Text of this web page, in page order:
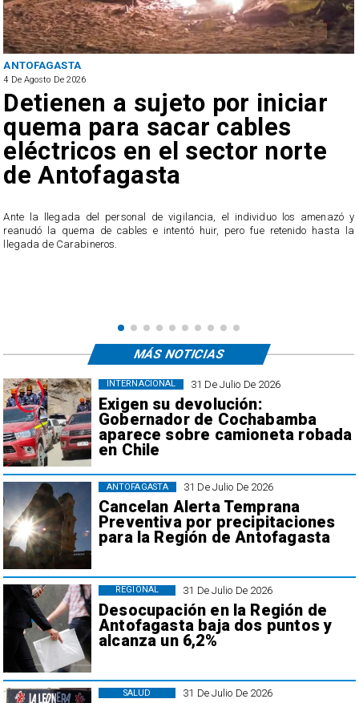
ANTOFAGASTA
4 De Agosto De 2026
Detienen a sujeto por iniciar
quema para sacar cables
eléctricos en el sector norte
de Antofagasta
Ante la llegada del personal de vigilancia, el individuo los amenazó y
reanudó la quema de cables e intentó huir, pero fue retenido hasta la
llegada de Carabineros.
31 De Julio De 2026
Exigen su devolución:
Gobernador de Cochabamba
aparece sobre camioneta robada
en Chile
INTERNACIONAL
31 De Julio De 2026
Cancelan Alerta Temprana
Preventiva por precipitaciones
para la Región de Antofagasta
ANTOFAGASTA
31 De Julio De 2026
Desocupación en la Región de
Antofagasta baja dos puntos y
alcanza un 6,2%
REGIONAL
31 De Julio De 2026
SALUD
MÁS NOTICIAS